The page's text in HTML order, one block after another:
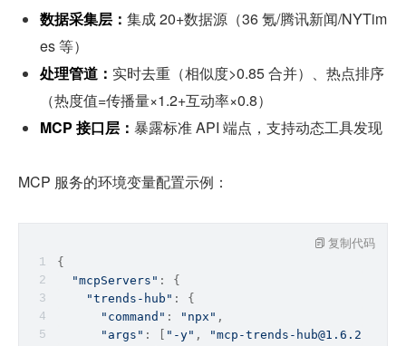
数据采集层： 集成 20+数据源（36 氪/腾讯新闻/NYTim
es 等）
处理管道： 实时去重（相似度>0.85 合并）、热点排序
（热度值=传播量×1.2+互动率×0.8）
MCP 接口层： 暴露标准 API 端点，支持动态工具发现
MCP 服务的环境变量配置示例：
{
"mcpServers" : {
"trends-hub" : {
"command" : "npx" ,
"args" : [ "-y" , "mcp-trends-hub@1.6.2"
复制代码